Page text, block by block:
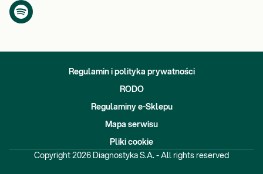
Regulamin i polityka prywatności
RODO
Regulaminy e-Sklepu
Mapa serwisu
Pliki cookie
Copyright 2026 Diagnostyka S.A. - All rights reserved